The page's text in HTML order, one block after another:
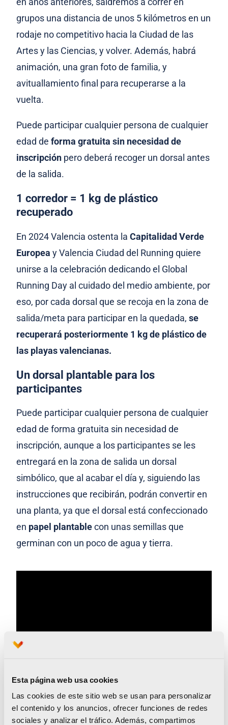
Esta página web usa cookies
Las cookies de este sitio web se usan para personalizar
el contenido y los anuncios, ofrecer funciones de redes
sociales y analizar el tráfico. Además, compartimos
grupos una distancia de unos 5 kilómetros en un
rodaje no competitivo hacia la Ciudad de las
Artes y las Ciencias, y volver. Además, habrá
animación, una gran foto de familia, y
avituallamiento final para recuperarse a la
vuelta.
Puede participar cualquier persona de cualquier
edad deforma gratuita sin necesidad de
inscripción pero deberá recoger un dorsal antes
de la salida.
1 corredor = 1 kg de plástico
recuperado
En 2024 Valencia ostenta laCapitalidad Verde
Europea y Valencia Ciudad del Running quiere
unirse a la celebración dedicando el Global
Running Day al cuidado del medio ambiente, por
eso, por cada dorsal que se recoja en la zona de
salida/meta para participar en la quedada,se
recuperará posteriormente 1 kg de plástico de
las playas valencianas.
Un dorsal plantable para los
participantes
Puede participar cualquier persona de cualquier
edad de forma gratuita sin necesidad de
inscripción, aunque a los participantes se les
entregará en la zona de salida un dorsal
simbólico, que al acabar el día y, siguiendo las
instrucciones que recibirán, podrán convertir en
una planta, ya que el dorsal está confeccionado
en papel plantablecon unas semillas que
germinan con un poco de agua y tierra.
Desde Valencia Ciudad del Running, proyecto
impulsado por la
Fundación Trinidad
Alfonso, animan a todos a participar en la gran